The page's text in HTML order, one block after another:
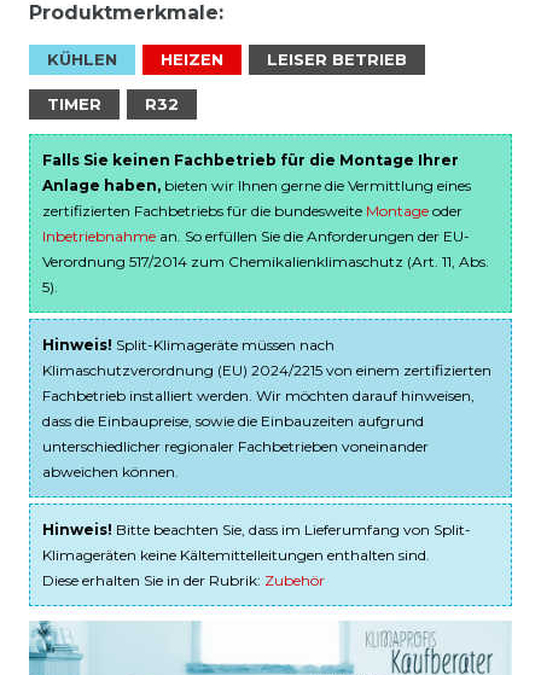
Produktmerkmale:
KÜHLEN HEIZEN LEISER BETRIEB
TIMER R32
Falls Sie keinen Fachbetrieb für die Montage Ihrer
Anlage haben, bieten wir Ihnen gerne die Vermittlung eines
zertifizierten Fachbetriebs für die bundesweite Montage oder
Inbetriebnahme an. So erfüllen Sie die Anforderungen der EU-
Verordnung 517/2014 zum Chemikalienklimaschutz (Art. 11, Abs.
5).
Hinweis! Split-Klimageräte müssen nach
Klimaschutzverordnung (EU) 2024/2215 von einem zertifizierten
Fachbetrieb installiert werden. Wir möchten darauf hinweisen,
dass die Einbaupreise, sowie die Einbauzeiten aufgrund
unterschiedlicher regionaler Fachbetrieben voneinander
abweichen können.
Hinweis! Bitte beachten Sie, dass im Lieferumfang von Split-
Klimageräten keine Kältemittelleitungen enthalten sind.
Diese erhalten Sie in der Rubrik: Zubehör